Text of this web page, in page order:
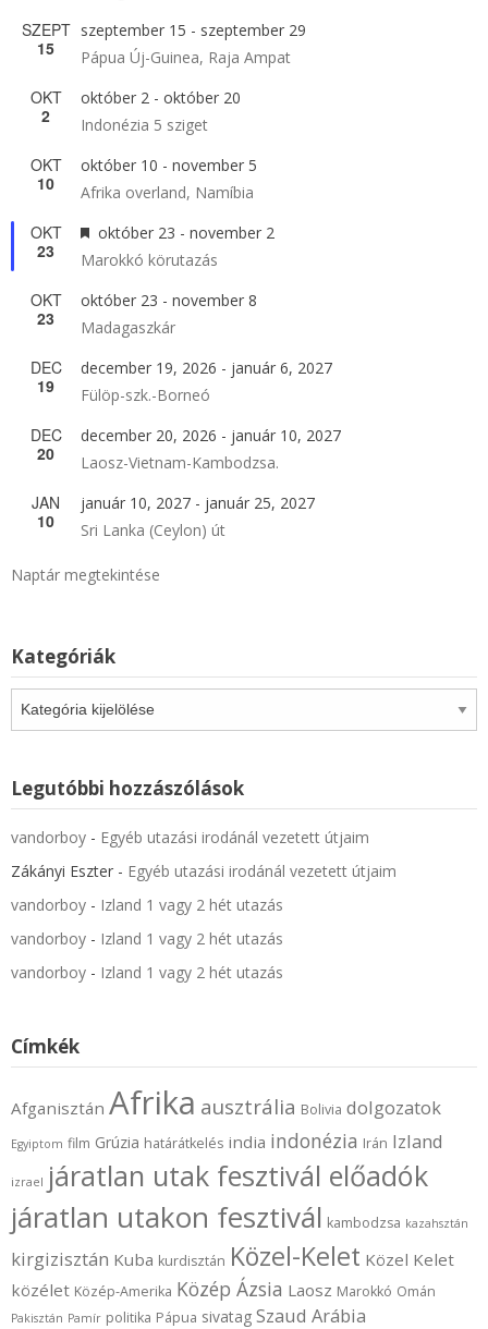
SZEPT
15
szeptember 15 - szeptember 29
Pápua Új-Guinea, Raja Ampat
OKT
2
október 2 - október 20
Indonézia 5 sziget
OKT
10
október 10 - november 5
Afrika overland, Namíbia
OKT
23
Kiemelt
október 23 - november 2
Marokkó körutazás
OKT
23
október 23 - november 8
Madagaszkár
DEC
19
december 19, 2026 - január 6, 2027
Fülöp-szk.-Borneó
DEC
20
december 20, 2026 - január 10, 2027
Laosz-Vietnam-Kambodzsa.
JAN
10
január 10, 2027 - január 25, 2027
Sri Lanka (Ceylon) út
Naptár megtekintése
Kategóriák
Kategóriák
Legutóbbi hozzászólások
vandorboy - Egyéb utazási irodánál vezetett útjaim
Zákányi Eszter - Egyéb utazási irodánál vezetett útjaim
vandorboy - Izland 1 vagy 2 hét utazás
vandorboy - Izland 1 vagy 2 hét utazás
vandorboy - Izland 1 vagy 2 hét utazás
Címkék
Afganisztán Afrika ausztrália Bolivia dolgozatok
Egyiptom film Grúzia határátkelés india indonézia Irán Izland
izrael járatlan utak fesztivál előadók
járatlan utakon fesztivál kambodzsa kazahsztán
kirgizisztán Kuba kurdisztán Közel-Kelet Közel Kelet
közélet Közép-Amerika Közép Ázsia Laosz Marokkó Omán
Pakisztán Pamír politika Pápua sivatag Szaud Arábia